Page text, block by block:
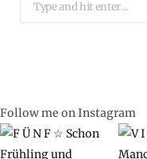
for:
Follow me on Instagram